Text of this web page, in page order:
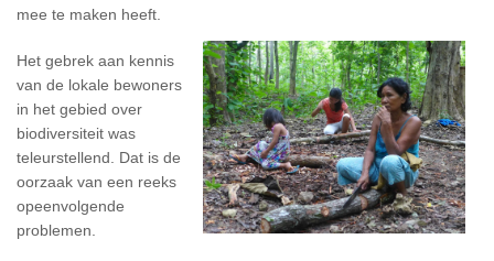
mee te maken heeft.
Het gebrek aan kennis
van de lokale bewoners
in het gebied over
biodiversiteit was
teleurstellend. Dat is de
oorzaak van een reeks
opeenvolgende
problemen.